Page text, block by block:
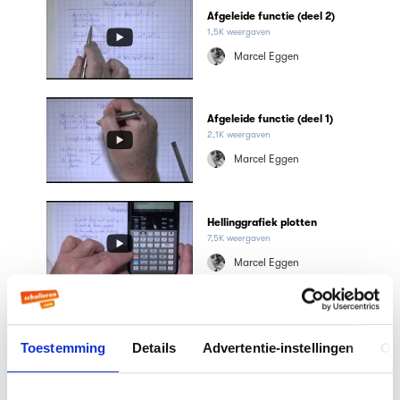
Toestemming Details Advertentie-instellingen
Afgeleide functie (deel 2)
1,5K weergaven
Marcel Eggen
Afgeleide functie (deel 1)
2,1K weergaven
Marcel Eggen
Hellinggrafiek plotten
7,5K weergaven
Marcel Eggen
Hellinggrafieken schetsen